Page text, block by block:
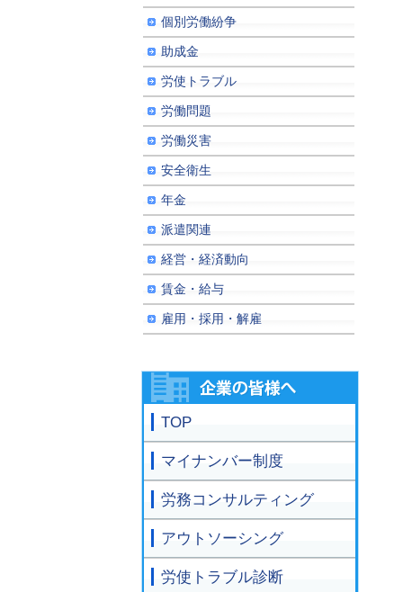
個別労働紛争
助成金
労使トラブル
労働問題
労働災害
安全衛生
年金
派遣関連
経営・経済動向
賃金・給与
雇用・採用・解雇
TOP
マイナンバー制度
労務コンサルティング
アウトソーシング
労使トラブル診断